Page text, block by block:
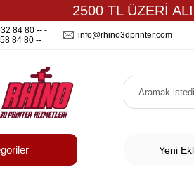
2500 TL ÜZERİ
84 80 -- -
84 80 --
info@rhino3dprinter.com
Yeni